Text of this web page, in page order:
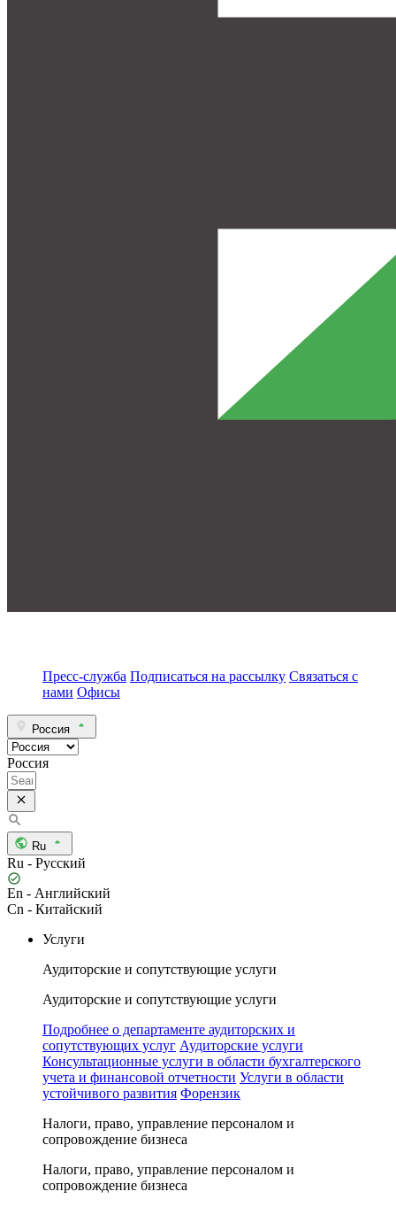
Пресс-служба Подписаться на рассылку Связаться с
нами Офисы
Россия
Россия
Ru
Ru - Русский
En - Английский
Cn - Китайский
Услуги
Аудиторские и сопутствующие услуги
Аудиторские и сопутствующие услуги
Подробнее о департаменте аудиторских и
сопутствующих услуг Аудиторские услуги
Консультационные услуги в области бухгалтерского
учета и финансовой отчетности Услуги в области
устойчивого развития Форензик
Налоги, право, управление персоналом и
сопровождение бизнеса
Налоги, право, управление персоналом и
сопровождение бизнеса